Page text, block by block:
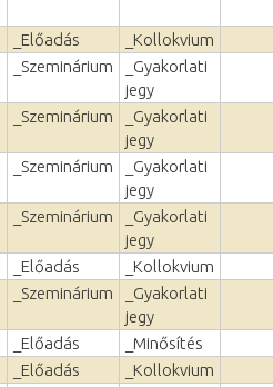
_Előadás
_Kollokvium
_Szeminárium
_Gyakorlati
jegy
_Szeminárium
_Gyakorlati
jegy
_Szeminárium
_Gyakorlati
jegy
_Szeminárium
_Gyakorlati
jegy
_Előadás
_Kollokvium
_Szeminárium
_Gyakorlati
jegy
_Előadás
_Minősítés
_Előadás
_Kollokvium